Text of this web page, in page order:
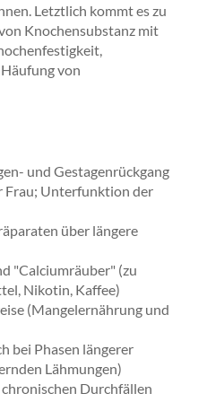
Letztlich kommt es zu
Knochensubstanz mit
von
und Gestagenrückgang
Frau; Unterfunktion der
über längere
"Calciumräuber" (zu
Nikotin, Kaffee)
(Mangelernährung und
bei Phasen längerer
Lähmungen)
Durchfällen